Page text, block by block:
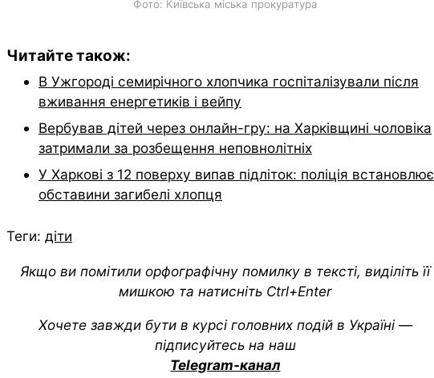
Фото: Київська міська прокуратура
Читайте також:
В Ужгороді семирічного хлопчика госпіталізували після
вживання енергетиків і вейпу
Вербував дітей через онлайн-гру: на Харківщині чоловіка
затримали за розбещення неповнолітніх
У Харкові з 12 поверху випав підліток: поліція встановлює
обставини загибелі хлопця
Теги: діти
Якщо ви помітили орфографічну помилку в тексті, виділіть її
мишкою та натисніть Ctrl+Enter
Хочете завжди бути в курсі головних подій в Україні —
підписуйтесь на наш
Telegram-канал